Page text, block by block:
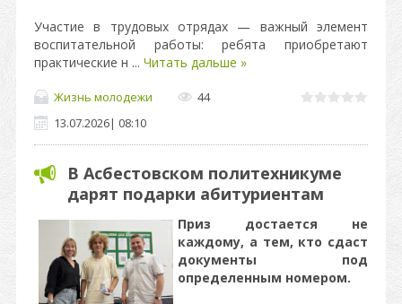
Участие в трудовых отрядах — важный элемент
воспитательной работы: ребята приобретают
практические н ... Читать дальше »
Жизнь молодежи
44
13.07.2026| 08:10
В Асбестовском политехникуме
дарят подарки абитуриентам
Приз достается не
каждому, а тем, кто сдаст
документы под
определенным номером.